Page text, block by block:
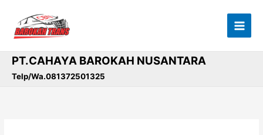
konten
PT.CAHAYA BAROKAH NUSANTARA
Telp/Wa.081372501325